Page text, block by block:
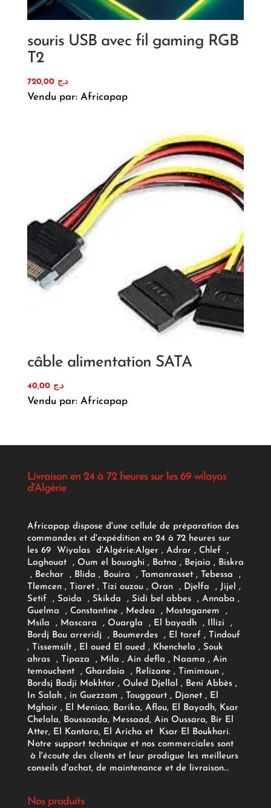
souris USB avec fil gaming RGB
T2
د.ج 720,00
Vendu par: Africapap
câble alimentation SATA
د.ج 40,00
Vendu par: Africapap
Livraison en 24 à 72 heures sur les 69 wilayas
d'Algérie
Africapap dispose d'une cellule de préparation des
commandes et d'expédition en 24 à 72 heures sur
les 69 Wiyalas d'Algérie:Alger , Adrar, Chlef ,
Laghouat , Oum el bouaghi , Batna , Bejaia , Biskra
, Bechar , Blida , Bouira , Tamanrasset , Tebessa ,
Tlemcen , Tiaret , Tizi ouzou , Oran , Djelfa , Jijel ,
Setif , Saida , Skikda , Sidi bel abbes , Annaba ,
Guelma , Constantine , Medea , Mostaganem ,
Msila , Mascara , Ouargla , El bayadh , Illizi ,
Bordj Bou arreridj , Boumerdes , El taref , Tindouf
, Tissemsilt , El oued El oued , Khenchela , Souk
ahras , Tipaza , Mila , Ain defla , Naama , Ain
temouchent , Ghardaia , Relizane , Timimoun ,
Bordsj Badji Mokhtar , Ouled Djellal , Beni Abbès ,
In Salah , in Guezzam , Touggourt , Djanet , El
Mghair , El Meniaa, Barika, Aflou, El Bayadh, Ksar
Chelala, Boussaada, Messaad, Ain Oussara, Bir El
Atter, El Kantara, El Aricha et Ksar El Boukhari.
Notre support technique et nos commerciales sont
à l'écoute des clients et leur prodigue les meilleurs
conseils d'achat, de maintenance et de livraison...
Nos produits